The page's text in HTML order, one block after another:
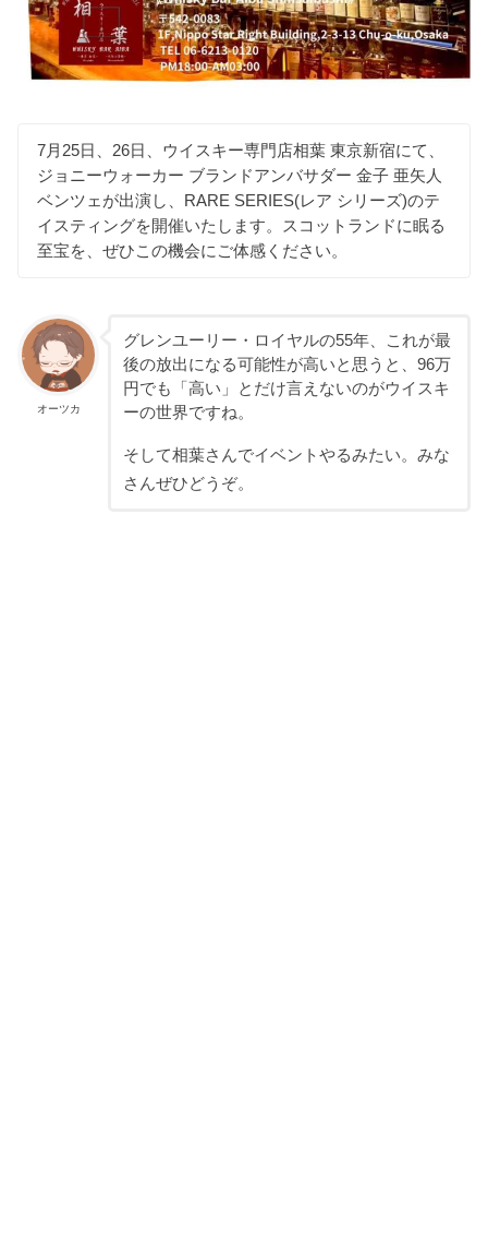
7月25日、26日、ウイスキー専門店相葉 東京新宿にて、
ジョニーウォーカー ブランドアンバサダー 金子 亜矢人
ベンツェが出演し、RARE SERIES(レア シリーズ)のテ
イスティングを開催いたします。スコットランドに眠る
至宝を、ぜひこの機会にご体感ください。
オーツカ
グレンユーリー・ロイヤルの55年、これが最
後の放出になる可能性が高いと思うと、96万
円でも「高い」とだけ言えないのがウイスキ
ーの世界ですね。
そして相葉さんでイベントやるみたい。みな
さんぜひどうぞ。